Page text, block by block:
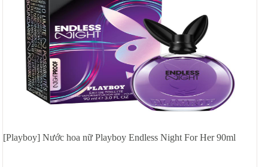
[Playboy] Nước hoa nữ Playboy Endless Night For Her 90ml